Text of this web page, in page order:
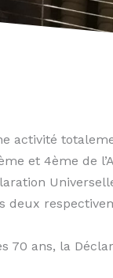
activité
et 4ème de
deux
70 ans, la